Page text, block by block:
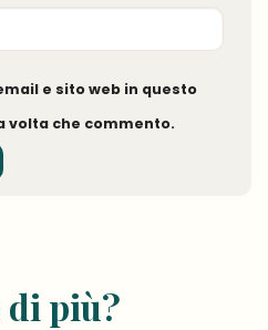
e sito web in questo
volta che commento.
di più?